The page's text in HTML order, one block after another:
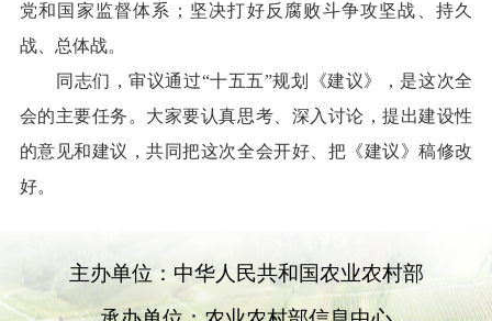
党和国家监督体系；坚决打好反腐败斗争攻坚战、持久
战、总体战。
同志们，审议通过“十五五”规划《建议》，是这次全
会的主要任务。大家要认真思考、深入讨论，提出建设性
的意见和建议，共同把这次全会开好、把《建议》稿修改
好。
主办单位：中华人民共和国农业农村部